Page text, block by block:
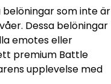
belöningar som inte är
Dessa belöningar
emotes eller
premium Battle
upplevelse med